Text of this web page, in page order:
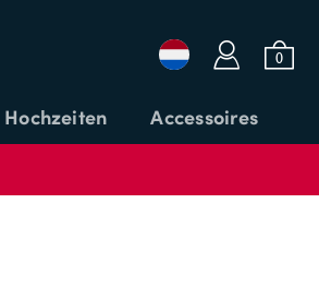
a b
0
Hochzeiten Accessoires